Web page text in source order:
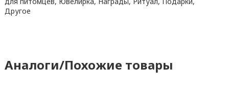
Другое
Аналоги/Похожие товары